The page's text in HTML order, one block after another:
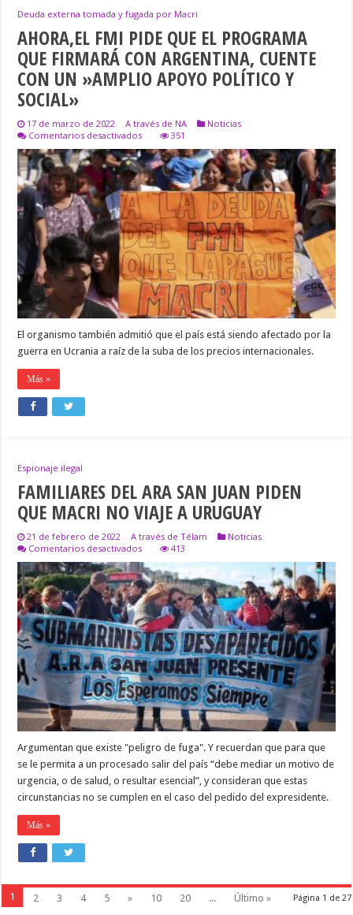
Deuda externa tomada y fugada por Macri
AHORA,EL FMI PIDE QUE EL PROGRAMA
QUE FIRMARÁ CON ARGENTINA, CUENTE
CON UN »AMPLIO APOYO POLÍTICO Y
SOCIAL»
17 de marzo de 2022 A través de NA
Noticias
Comentarios desactivadosen
AHORA,EL
FMI
PIDE
QUE
EL
PROGRAMA
QUE
FIRMARÁ
CON
ARGENTINA,
CUENTE
CON
UN
»AMPLIO
APOYO
Y
SOCIAL»
351
El organismo también admitió que el país está siendo afectado por la
guerra en Ucrania a raíz de la suba de los precios internacionales.
Más »
Espionaje ilegal
FAMILIARES DEL ARA SAN JUAN PIDEN
QUE MACRI NO VIAJE A URUGUAY
21 de febrero de 2022 A través de Télam
Noticias
Comentarios desactivadosen
FAMILIARES
DEL
ARA
SAN
JUAN
PIDEN
QUE
MACRI
NO
VIAJE
A
URUGUAY
413
Argumentan que existe "peligro de fuga". Y recuerdan que para que
se le permita a un procesado salir del país “debe mediar un motivo de
urgencia, o de salud, o resultar esencial”, y consideran que estas
circunstancias no se cumplen en el caso del pedido del expresidente.
Más »
Página 1 de 27
1 2 3 4 5 » 10 20 ... Último »